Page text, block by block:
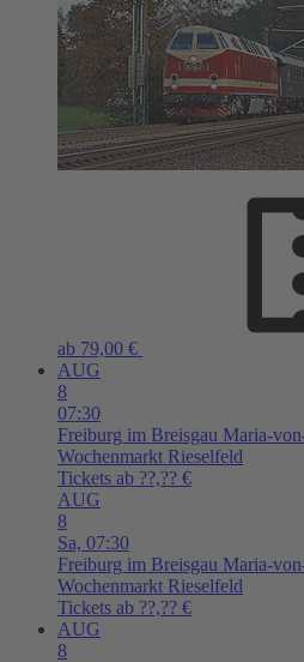
ab 79,00 €
AUG
8
07:30
Freiburg im Breisgau Maria-
Wochenmarkt Rieselfeld
Tickets ab ??,?? €
AUG
8
Sa, 07:30
Freiburg im Breisgau Maria-
Wochenmarkt Rieselfeld
Tickets ab ??,?? €
AUG
8